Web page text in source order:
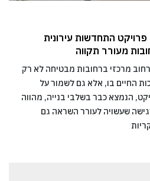
התחדשות עירונית
מעורר תקווה
מרכזי ברחובות מבטיחה לא רק
החיים בו, אלא גם לשמור על
הנמצא כבר בשלבי בנייה, מהווה
שעשויה לעורר השראה גם